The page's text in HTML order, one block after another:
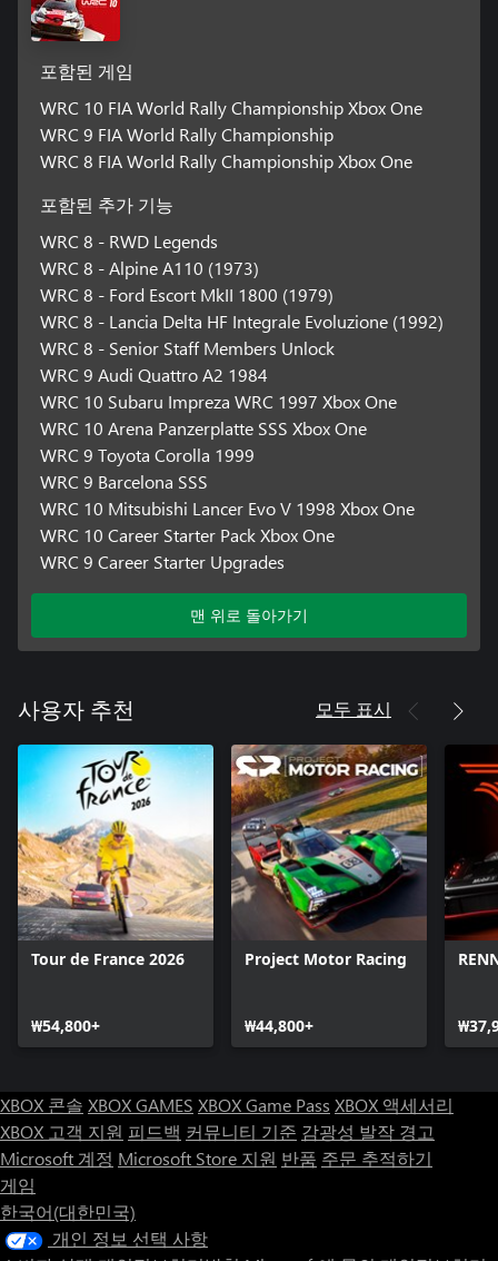
포함된 게임
WRC 10 FIA World Rally Championship Xbox One
WRC 9 FIA World Rally Championship
WRC 8 FIA World Rally Championship Xbox One
포함된 추가 기능
WRC 8 - RWD Legends
WRC 8 - Alpine A110 (1973)
WRC 8 - Ford Escort MkII 1800 (1979)
WRC 8 - Lancia Delta HF Integrale Evoluzione (1992)
WRC 8 - Senior Staff Members Unlock
WRC 9 Audi Quattro A2 1984
WRC 10 Subaru Impreza WRC 1997 Xbox One
WRC 10 Arena Panzerplatte SSS Xbox One
WRC 9 Toyota Corolla 1999
WRC 9 Barcelona SSS
WRC 10 Mitsubishi Lancer Evo V 1998 Xbox One
WRC 10 Career Starter Pack Xbox One
WRC 9 Career Starter Upgrades
맨 위로 돌아가기
사용자 추천 모두 표시
Tour de France 2026
₩54,800+
Project Motor Racing
₩44,800+
XBOX 콘솔 XBOX GAMES XBOX Game Pass XBOX 액세서리
XBOX 고객 지원 피드백 커뮤니티 기준 감광성 발작 경고
Microsoft 계정 Microsoft Store 지원 반품 주문 추적하기
게임
한국어(대한민국)
개인 정보 선택 사항